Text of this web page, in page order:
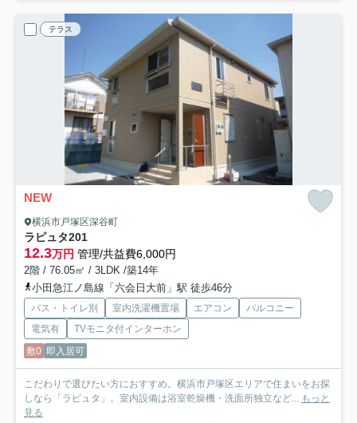
テラス
NEW
横浜市戸塚区深谷町
ラピュタ201
12.3万円 管理/共益費6,000円
2階 / 76.05㎡ / 3LDK /築14年
小田急江ノ島線「六会日大前」駅 徒歩46分
バス・トイレ別 室内洗濯機置場 エアコン
バルコニー
電気有
TVモニタ付インターホン
敷0 即入居可
こだわりで選びたい方におすすめ。横浜市戸塚区エリアで住まいをお探
しなら「ラピュタ」。室内設備は浴室乾燥機・洗面所独立など... もっと
見る